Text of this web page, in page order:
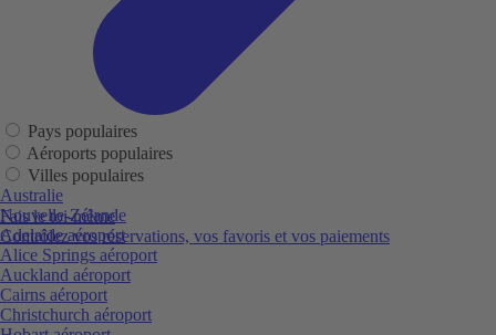
Fais le toi-même
Contrôlez vos réservations, vos favoris et vos paiements
Pays populaires
Aéroports populaires
Villes populaires
Australie
Nouvelle-Zélande
Adelaide aéroport
Alice Springs aéroport
Auckland aéroport
Cairns aéroport
Christchurch aéroport